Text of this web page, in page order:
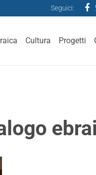
Seguici:
Cultura Progetti